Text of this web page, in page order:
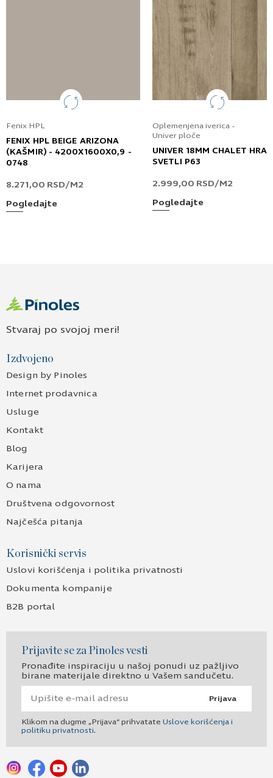
Fenix HPL
FENIX HPL BEIGE ARIZONA
(KAŠMIR) - 4200X1600X0,9 -
0748
8.271,00 RSD/M2
Pogledajte
Oplemenjena iverica -
Univer ploče
UNIVER 18MM CHALET
SVETLI P63
2.999,00 RSD/M2
Pogledajte
Stvaraj po svojoj meri!
Izdvojeno
Design by Pinoles
Internet prodavnica
Usluge
Kontakt
Blog
Karijera
O nama
Društvena odgovornost
Najčešća pitanja
Korisnički servis
Uslovi korišćenja i politika privatnosti
Dokumenta kompanije
B2B portal
Prijavite se za Pinoles vesti
Pronađite inspiraciju u našoj ponudi uz pažljivo
birane materijale direktno u Vašem sandučetu.
Prijava
Klikom na dugme „Prijava“ prihvatate Uslove korišćenja i
politiku privatnosti.